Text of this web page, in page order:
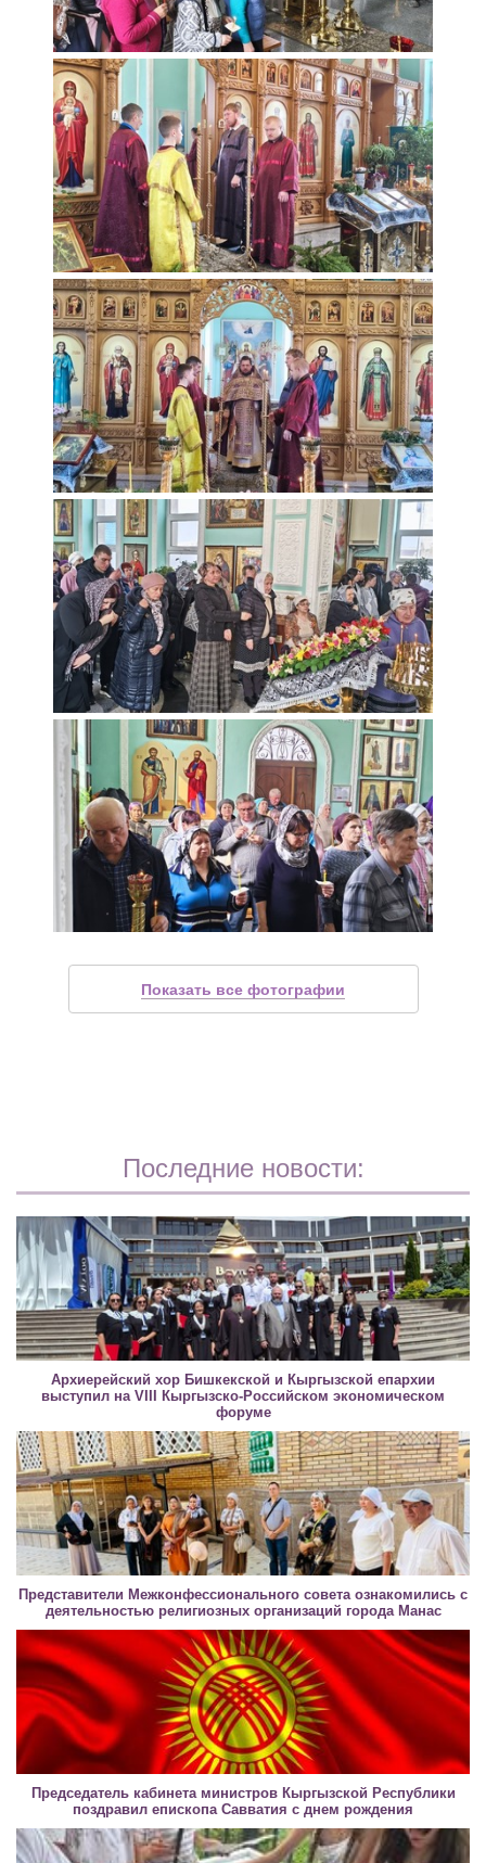
Показать все фотографии
Последние новости:
Архиерейский хор Бишкекской и Кыргызской епархии
выступил на VIII Кыргызско-Российском экономическом
форуме
Представители Межконфессионального совета ознакомились с
деятельностью религиозных организаций города Манас
Председатель кабинета министров Кыргызской Республики
поздравил епископа Савватия с днем рождения